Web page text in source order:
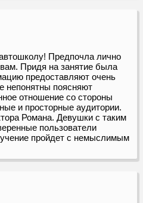
Предпочла лично
Придя на занятие была
предоставляют очень
непонятны поясняют
отношение со стороны
и просторные аудитории.
Романа. Девушки с таким
пользователи
пройдет с немыслимым